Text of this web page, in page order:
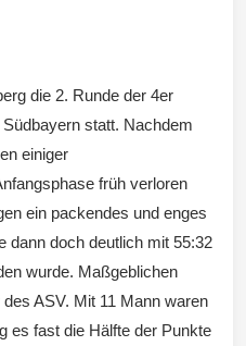
die 2. Runde der 4er
statt. Nachdem
einiger
früh verloren
ein packendes und enges
dann doch deutlich mit 55:32
wurde. Maßgeblichen
ASV. Mit 11 Mann waren
es fast die Hälfte der Punkte